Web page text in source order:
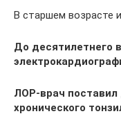
В старшем возрасте
До десятилетнего
ЛОР-врач поставил
хронического